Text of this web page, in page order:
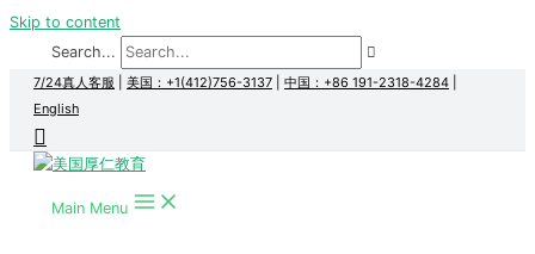
Skip to content
Search...
7/24真人客服 美国：+1(412)756-3137 中国：+86 191-2318-4284
English
Main Menu